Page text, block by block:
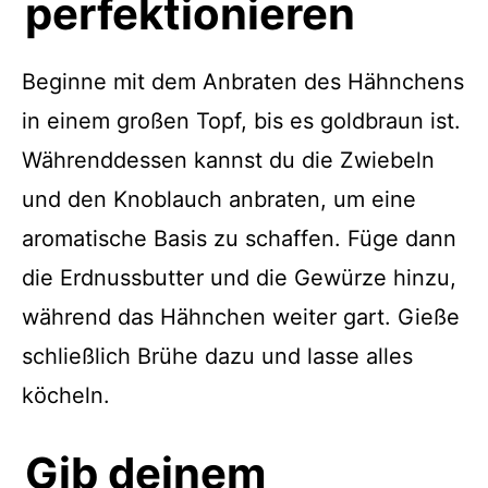
perfektionieren
Beginne mit dem Anbraten des Hähnchens
in einem großen Topf, bis es goldbraun ist.
Währenddessen kannst du die Zwiebeln
und den Knoblauch anbraten, um eine
aromatische Basis zu schaffen. Füge dann
die Erdnussbutter und die Gewürze hinzu,
während das Hähnchen weiter gart. Gieße
schließlich Brühe dazu und lasse alles
köcheln.
Gib deinem